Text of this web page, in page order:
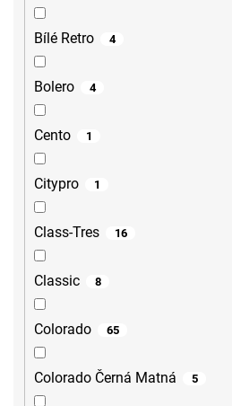
Bílé Retro 4
Bolero 4
Cento 1
Citypro 1
Class-Tres 16
Classic 8
Colorado 65
Colorado Černá Matná 5